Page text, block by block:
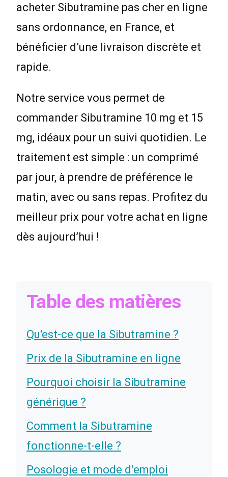
acheter Sibutramine pas cher en ligne
sans ordonnance, en France, et
bénéficier d’une livraison discrète et
rapide.
Notre service vous permet de
commander Sibutramine 10 mg et 15
mg, idéaux pour un suivi quotidien. Le
traitement est simple : un comprimé
par jour, à prendre de préférence le
matin, avec ou sans repas. Profitez du
meilleur prix pour votre achat en ligne
dès aujourd’hui !
Table des matières
Qu'est-ce que la Sibutramine ?
Prix de la Sibutramine en ligne
Pourquoi choisir la Sibutramine
générique ?
Comment la Sibutramine
fonctionne-t-elle ?
Posologie et mode d’emploi